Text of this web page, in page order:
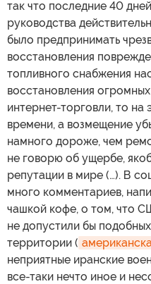
так что последние 40
руководства
было предпринимать
восстановления
топливного снабжения
восстановления
интернет-торговли, то
времени, а возмещение
намного дороже, чем
не говорю об ущербе,
репутации в мире (…). В
много комментариев,
чашкой кофе, о том, что
не допустили бы
территории (
неприятные иранские
все-таки нечто иное и